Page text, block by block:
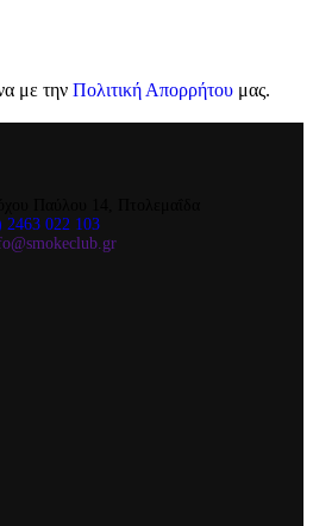
με την Πολιτική Απορρήτου μας.
2463 022 103